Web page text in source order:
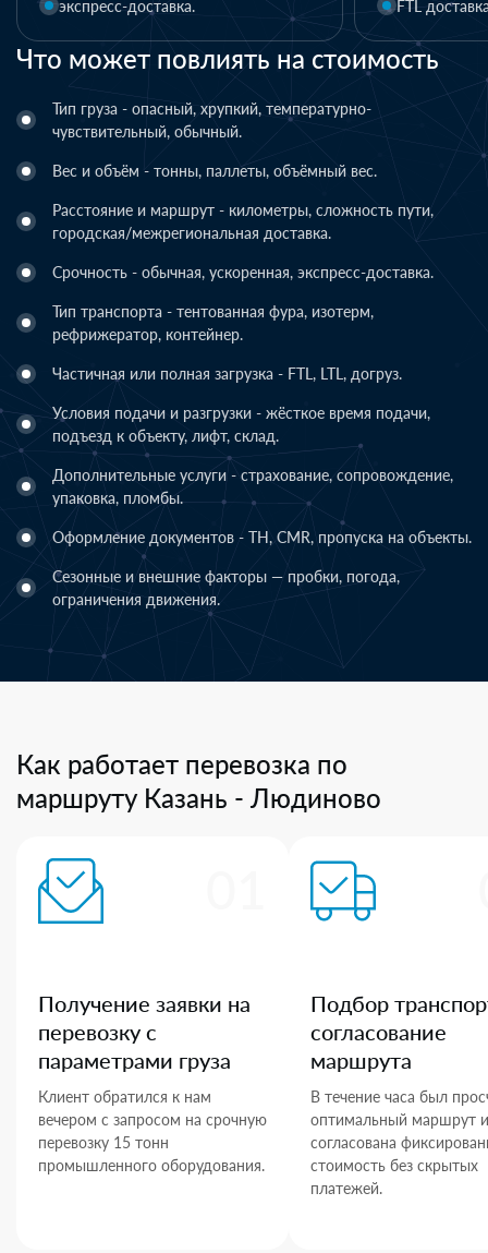
Что может повлиять на стоимость
Тип груза - опасный, хрупкий, температурно-
чувствительный, обычный.
Вес и объём - тонны, паллеты, объёмный вес.
Расстояние и маршрут - километры, сложность пути,
городская/межрегиональная доставка.
Срочность - обычная, ускоренная, экспресс-доставка.
Тип транспорта - тентованная фура, изотерм,
рефрижератор, контейнер.
Частичная или полная загрузка - FTL, LTL, догруз.
Условия подачи и разгрузки - жёсткое время подачи,
подъезд к объекту, лифт, склад.
Дополнительные услуги - страхование, сопровождение,
упаковка, пломбы.
Оформление документов - ТН, CMR, пропуска на объекты.
Сезонные и внешние факторы — пробки, погода,
ограничения движения.
FTL доставка LTL
Как работает перевозка по
маршруту Казань - Людиново
Получение заявки на
перевозку с
параметрами груза
Клиент обратился к нам
вечером с запросом на срочную
перевозку 15 тонн
промышленного оборудования.
Подбор
согласование
маршрута
В течение часа был
оптимальный маршрут и
согласована
стоимость без скрытых
платежей.